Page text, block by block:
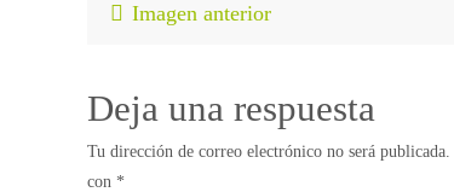
Imagen anterior
Deja una respuesta
Tu dirección de correo electrónico no será publicada.
con *